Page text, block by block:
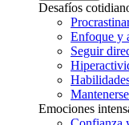
Desafíos
Enfoque y
Seguir
Emociones